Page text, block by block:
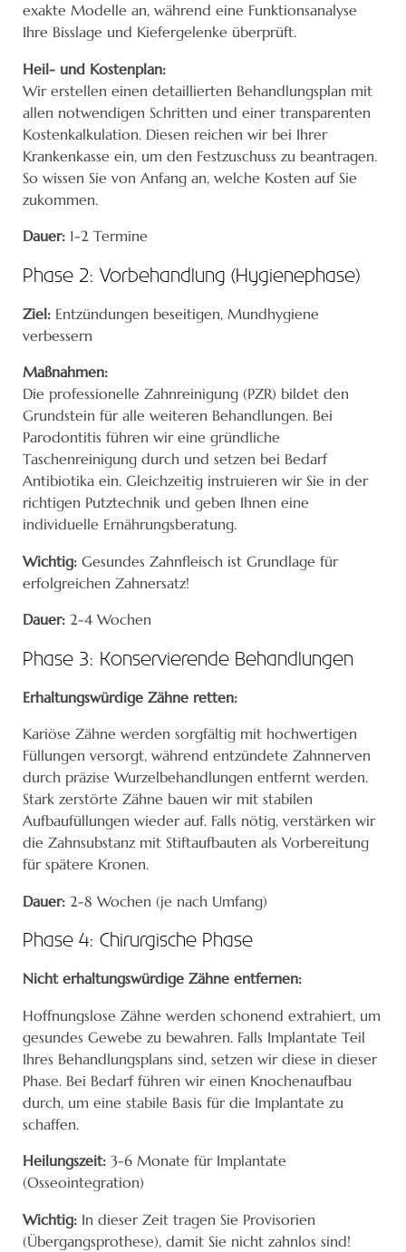
exakte Modelle an, während eine Funktionsanalyse
Ihre Bisslage und Kiefergelenke überprüft.
Heil- und Kostenplan:
Wir erstellen einen detaillierten Behandlungsplan mit
allen notwendigen Schritten und einer transparenten
Kostenkalkulation. Diesen reichen wir bei Ihrer
Krankenkasse ein, um den Festzuschuss zu beantragen.
So wissen Sie von Anfang an, welche Kosten auf Sie
zukommen.
Dauer: 1-2 Termine
Phase 2: Vorbehandlung (Hygienephase)
Ziel: Entzündungen beseitigen, Mundhygiene
verbessern
Maßnahmen:
Die professionelle Zahnreinigung (PZR) bildet den
Grundstein für alle weiteren Behandlungen. Bei
Parodontitis führen wir eine gründliche
Taschenreinigung durch und setzen bei Bedarf
Antibiotika ein. Gleichzeitig instruieren wir Sie in der
richtigen Putztechnik und geben Ihnen eine
individuelle Ernährungsberatung.
Wichtig: Gesundes Zahnfleisch ist Grundlage für
erfolgreichen Zahnersatz!
Dauer: 2-4 Wochen
Phase 3: Konservierende Behandlungen
Erhaltungswürdige Zähne retten:
Kariöse Zähne werden sorgfältig mit hochwertigen
Füllungen versorgt, während entzündete Zahnnerven
durch präzise Wurzelbehandlungen entfernt werden.
Stark zerstörte Zähne bauen wir mit stabilen
Aufbaufüllungen wieder auf. Falls nötig, verstärken wir
die Zahnsubstanz mit Stiftaufbauten als Vorbereitung
für spätere Kronen.
Dauer: 2-8 Wochen (je nach Umfang)
Phase 4: Chirurgische Phase
Nicht erhaltungswürdige Zähne entfernen:
Hoffnungslose Zähne werden schonend extrahiert, um
gesundes Gewebe zu bewahren. Falls Implantate Teil
Ihres Behandlungsplans sind, setzen wir diese in dieser
Phase. Bei Bedarf führen wir einen Knochenaufbau
durch, um eine stabile Basis für die Implantate zu
schaffen.
Heilungszeit: 3-6 Monate für Implantate
(Osseointegration)
Wichtig: In dieser Zeit tragen Sie Provisorien
(Übergangsprothese), damit Sie nicht zahnlos sind!